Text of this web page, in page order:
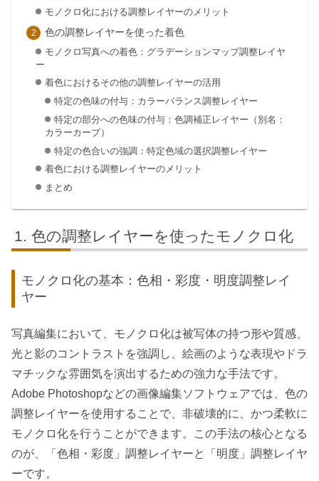
モノクロ化における調整レイヤーのメリット
色の調整レイヤーを使った着色
モノクロ写真への着色：グラデーションマップ調整レイヤ
ー
着色におけるその他の調整レイヤーの活用
特定の色味の付与：カラーバランス調整レイヤー
特定の部分への色味の付与：色調補正レイヤー（別名：
カラーカーブ）
特定の色合いの強調：特定色域の選択調整レイヤー
着色における調整レイヤーのメリット
まとめ
色の調整レイヤーを使ったモノクロ化
モノクロ化の基本：色相・彩度・明度調整レイ
ヤー
写真編集において、モノクロ化は被写体の持つ形や質感、
光と影のコントラストを強調し、絵画のような表現やドラ
マチックな雰囲気を演出するための強力な手法です。
Adobe Photoshopなどの画像編集ソフトウェアでは、色の
調整レイヤーを使用することで、非破壊的に、かつ柔軟に
モノクロ化を行うことができます。この手法の核心となる
のが、「色相・彩度」調整レイヤーと「明度」調整レイヤ
ーです。